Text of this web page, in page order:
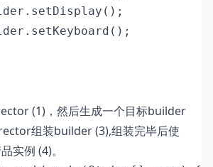
(1)，然后生成一个目标builder
组装builder (3),组装完毕后使
实例 (4)。